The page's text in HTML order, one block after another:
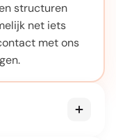
structuren
net iets
met ons